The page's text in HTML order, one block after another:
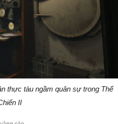
thực tàu ngầm quân sự trong Thế
II